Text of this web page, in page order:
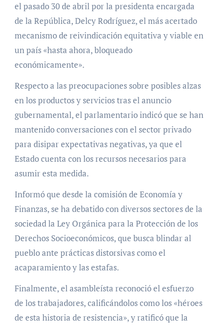
el pasado 30 de abril por la presidenta encargada
de la República, Delcy Rodríguez, el más acertado
mecanismo de reivindicación equitativa y viable en
un país «hasta ahora, bloqueado
económicamente».
Respecto a las preocupaciones sobre posibles alzas
en los productos y servicios tras el anuncio
gubernamental, el parlamentario indicó que se han
mantenido conversaciones con el sector privado
para disipar expectativas negativas, ya que el
Estado cuenta con los recursos necesarios para
asumir esta medida.
Informó que desde la comisión de Economía y
Finanzas, se ha debatido con diversos sectores de la
sociedad la Ley Orgánica para la Protección de los
Derechos Socioeconómicos, que busca blindar al
pueblo ante prácticas distorsivas como el
acaparamiento y las estafas.
Finalmente, el asambleísta reconoció el esfuerzo
de los trabajadores, calificándolos como los «héroes
de esta historia de resistencia», y ratificó que la